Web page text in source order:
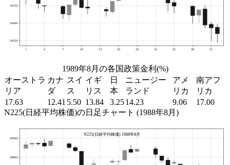
1989年8月の各国政策金利(%)
オーストラ
リア
カナ
ダ
スイ
ス
イギ
リス
日
本
ニュージー
ランド
アメ
リカ
南アフ
リカ
17.63
12.41 5.50 13.84 3.2514.23 9.06
17.00
N225(日経平均株価)の日足チャート (1988年8月)